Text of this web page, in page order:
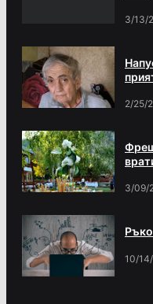
3/13/
2/25/
3/09/
10/